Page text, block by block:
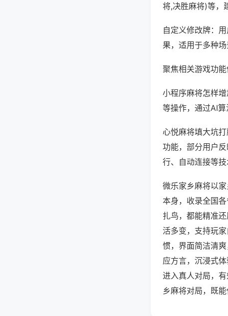
将,决胜麻将)等，
自定义修改牌：
果，适用于多种
聚焦相关游戏功能
小程序麻将怎样
等操作，通过AI算
心悦麻将填大坑
功能，部分用户
行、自动连接等技
微乐家乡麻将以
本身，收录全国
扎鸟，都能精准
活多变，支持玩
惯，界面简洁清
应方言，沉浸式
进入真人对局，
乡麻将对局，既